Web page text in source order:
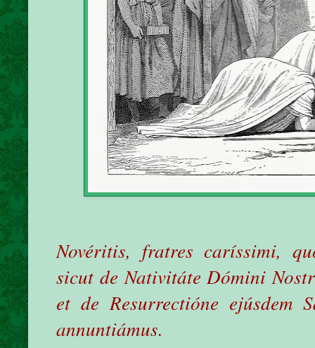
Novéritis, fratres caríssimi,
sicut de Nativitáte Dómini
et de Resurrectióne ejúsdem
annuntiámus.